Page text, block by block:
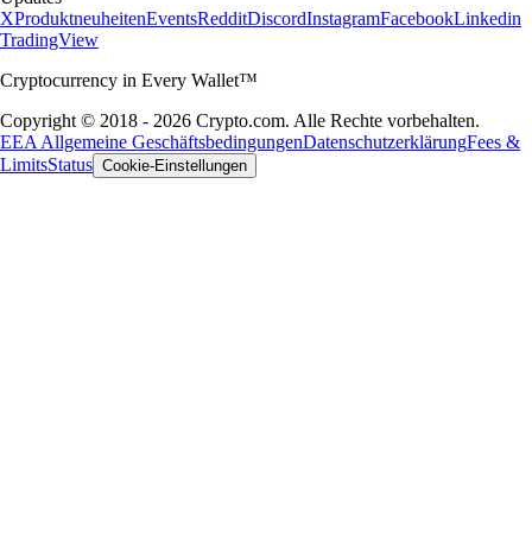
XProduktneuheitenEventsRedditDiscordInstagramFacebookLinkedin
TradingView
Cryptocurrency in Every Wallet™
Copyright © 2018 - 2026 Crypto.com. Alle Rechte vorbehalten.
EEA Allgemeine GeschäftsbedingungenDatenschutzerklärungFees &
LimitsStatus Cookie-Einstellungen